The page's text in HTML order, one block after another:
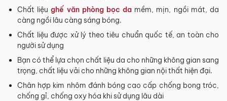
Chất liệughế văn phòng bọc da mềm, mịn, ngồi mát, da
càng ngồi lâu càng sáng bóng.
Chất liệu được xử lý theo tiêu chuẩn quốc tế, an toàn cho
người sử dụng
Bạn có thể lựa chọn chất liệu da cho những không gian sang
trọng, chất liệu vải cho những không gian nội thất hiện đại.
Chân hợp kim nhôm đánh bóng cao cấp chống bong tróc,
chống gỉ, chống oxy hóa khi sử dụng lâu dài
Sản phẩm đã qua sử dụng, sản phẩm có dấu hiệu chỉnh sửa
hoặc tự ý sửa chữa mà không có sự đồng ý của nhà sản
xuất.
Sản phẩm sau khi đã được giao hàng, nhận hàng, Quý
khách kiểm tra hàng không có bất kỳ lỗi sản phẩm nào và
đã ký vào biên bản nghiệm thu.
Sản phẩm mới đã quá thời gian 3 ngày kể từ ngày nhận
hàng.